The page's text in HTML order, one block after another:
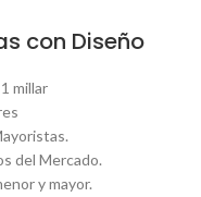
con Diseño
millar
del Mercado.
y mayor.